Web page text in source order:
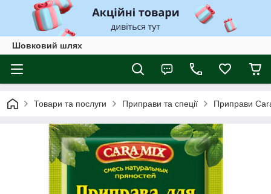
Шовковий шлях
Товари та послуги Приправи та спеції Приправи